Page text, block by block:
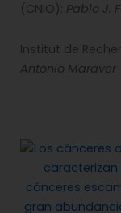
(CNIO): Pablo J.
Institut de
Antonio Maraver